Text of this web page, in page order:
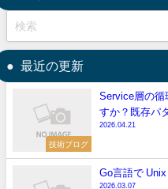
最近の更新
技術ブログ
Service層の
すか？既存パ
2026.04.21
Go言語で Unix
2026.03.07